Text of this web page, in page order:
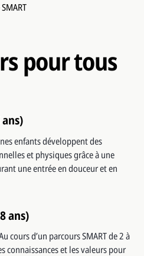
pour tous
enfants développent des
et physiques grâce à une
une entrée en douceur et en
ans)
cours d’un parcours SMART de 2 à
connaissances et les valeurs pour